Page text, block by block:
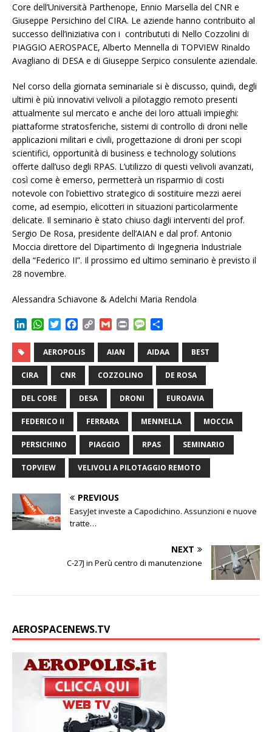
Core dell’Università Parthenope, Ennio Marsella del CNR e
Giuseppe Persichino del CIRA. Le aziende hanno contribuito al
successo dell’iniziativa con i contribututi di Nello Cozzolini di
PIAGGIO AEROSPACE, Alberto Mennella di TOPVIEW Rinaldo
Avagliano di DESA e di Giuseppe Serpico consulente aziendale.
Nel corso della giornata seminariale si è discusso, quindi, degli
ultimi è più innovativi velivoli a pilotaggio remoto presenti
attualmente sul mercato e anche dei loro attuali impieghi:
piattaforme stratosferiche, sistemi di controllo di droni nelle
applicazioni militari e civili, progettazione di droni per scopi
scientifici, opportunità di business e technology solutions
offerte dall’uso degli RPAS. L’utilizzo di questi velivoli avanzati,
così come è emerso, permetterà un risparmio di costi
notevole con l’obiettivo strategico di sostituire mezzi aerei
come, ad esempio, elicotteri in situazioni particolarmente
delicate. Il seminario è stato chiuso dagli interventi del prof.
Sergio De Rosa, presidente dell’AIAN e dal prof. Antonio
Moccia direttore del Dipartimento di Ingegneria Industriale
della “Federico II”. Il prossimo ed ultimo seminario è previsto il
28 novembre.
Alessandra Schiavone & Adelchi Maria Rendola
k
e
d
I
n
W
a
t
A
p
p
T
i
t
t
e
c
e
o
o
k
y
L
i
n
k
G
a
i
l
n
t
M
s
s
g
n
d
v
d
i
AEROPOLIS AIAN AIDAA BEST
CIRA CNR COZZOLINO DE ROSA
DEL CORE DESA DRONI EUROAVIA
FEDERICO II FERRARA MENNELLA MOCCIA
PERSICHINO PIAGGIO RPAS SEMINARIO
TOPVIEW VELIVOLI A PILOTAGGIO REMOTO
PREVIOUS
EasyJet investe a Capodichino. Assunzioni e nuove
tratte…
NEXT
C-27J in Perù centro di manutenzione
AEROSPACENEWS.TV